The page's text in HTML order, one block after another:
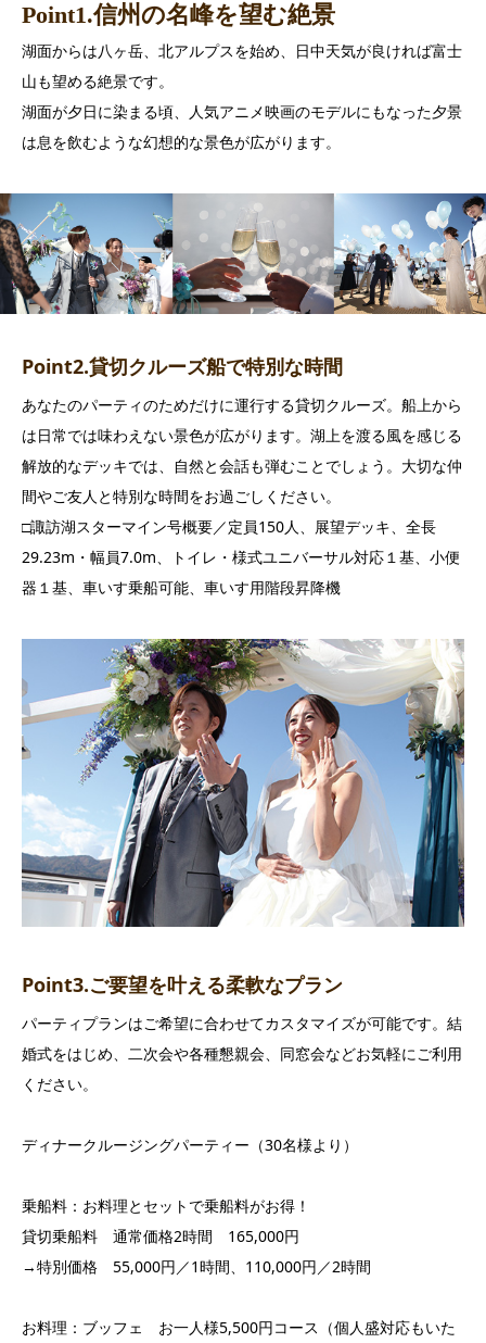
Point1.信州の名峰を望む絶景
湖面からは八ヶ岳、北アルプスを始め、日中天気が良ければ富士
山も望める絶景です。
湖面が夕日に染まる頃、人気アニメ映画のモデルにもなった夕景
は息を飲むような幻想的な景色が広がります。
Point2.貸切クルーズ船で特別な時間
あなたのパーティのためだけに運行する貸切クルーズ。船上から
は日常では味わえない景色が広がります。湖上を渡る風を感じる
解放的なデッキでは、自然と会話も弾むことでしょう。大切な仲
間やご友人と特別な時間をお過ごしください。
□諏訪湖スターマイン号概要／定員150人、展望デッキ、全長
29.23m・幅員7.0m、トイレ・様式ユニバーサル対応１基、小便
器１基、車いす乗船可能、車いす用階段昇降機
Point3.ご要望を叶える柔軟なプラン
パーティプランはご希望に合わせてカスタマイズが可能です。結
婚式をはじめ、二次会や各種懇親会、同窓会などお気軽にご利用
ください。
ディナークルージングパーティー（30名様より）
乗船料：お料理とセットで乗船料がお得！
貸切乗船料 通常価格2時間 165,000円
→特別価格 55,000円／1時間、110,000円／2時間
お料理：ブッフェ お一人様5,500円コース（個人盛対応もいた